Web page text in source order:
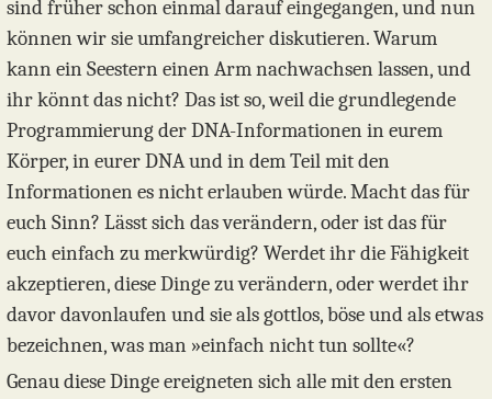
sind früher schon einmal darauf eingegangen, und nun
können wir sie umfangreicher diskutieren. Warum
kann ein Seestern einen Arm nachwachsen lassen, und
ihr könnt das nicht? Das ist so, weil die grundlegende
Programmierung der DNA-Informationen in eurem
Körper, in eurer DNA und in dem Teil mit den
Informationen es nicht erlauben würde. Macht das für
euch Sinn? Lässt sich das verändern, oder ist das für
euch einfach zu merkwürdig? Werdet ihr die Fähigkeit
akzeptieren, diese Dinge zu verändern, oder werdet ihr
davor davonlaufen und sie als gottlos, böse und als etwas
bezeichnen, was man »einfach nicht tun sollte«?
Genau diese Dinge ereigneten sich alle mit den ersten